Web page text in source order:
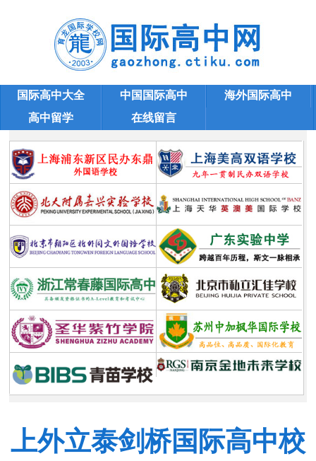
国际高中学校
国际高中大全 中国国际高中
海外国际高中
高中留学
在线留言
上外立泰剑桥国际高中校